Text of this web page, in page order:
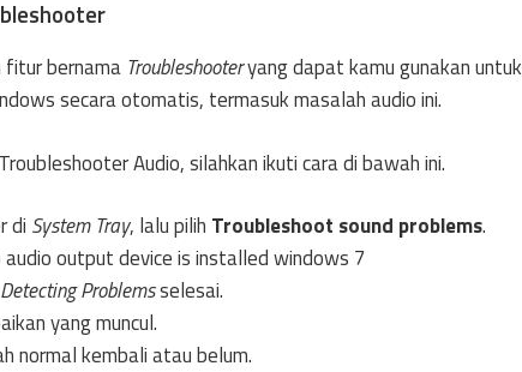
fitur bernama Troubleshooteryang dapat kamu gunakan untuk
secara otomatis, termasuk masalah audio ini.
Audio, silahkan ikuti cara di bawah ini.
di System Tray, lalu pilih Troubleshoot sound problems.
Detecting Problemsselesai.
yang muncul.
normal kembali atau belum.